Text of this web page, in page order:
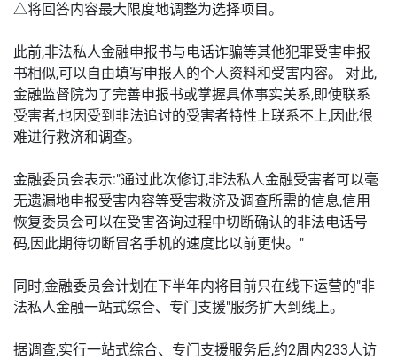
△将回答内容最大限度地调整为选择项目。
此前,非法私人金融申报书与电话诈骗等其他犯罪受害申报
书相似,可以自由填写申报人的个人资料和受害内容。 对此,
金融监督院为了完善申报书或掌握具体事实关系,即使联系
受害者,也因受到非法追讨的受害者特性上联系不上,因此很
难进行救济和调查。
金融委员会表示:"通过此次修订,非法私人金融受害者可以毫
无遗漏地申报受害内容等受害救济及调查所需的信息,信用
恢复委员会可以在受害咨询过程中切断确认的非法电话号
码,因此期待切断冒名手机的速度比以前更快。"
同时,金融委员会计划在下半年内将目前只在线下运营的"非
法私人金融一站式综合、专门支援"服务扩大到线上。
据调查,实行一站式综合、专门支援服务后,约2周内233人访